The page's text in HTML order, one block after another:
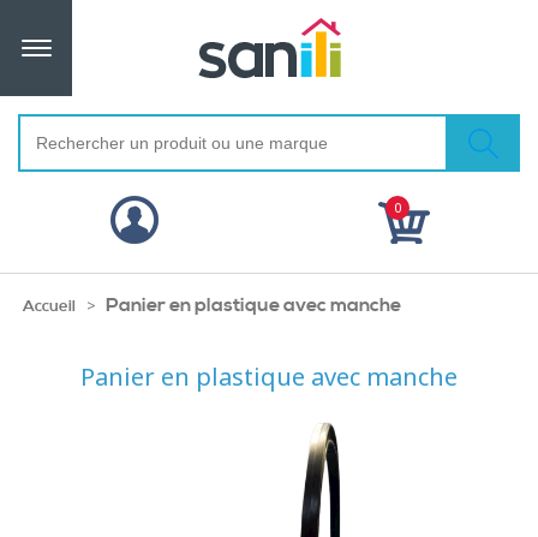
0
Accueil > Panier en plastique avec manche
Panier en plastique avec manche